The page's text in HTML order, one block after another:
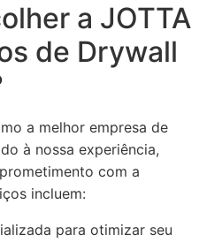
a JOTTA
de Drywall
a melhor empresa de
à nossa experiência,
com a
incluem:
para otimizar seu